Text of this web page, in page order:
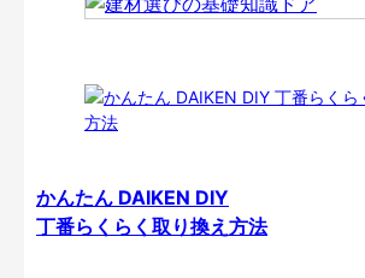
かんたん DAIKEN DIY
丁番らくらく取り換え方法